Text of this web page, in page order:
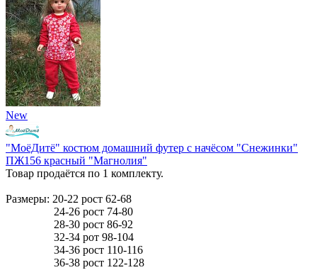
New
"МоёДитё" костюм домашний футер с начёсом "Снежинки"
ПЖ156 красный "Магнолия"
Товар продаётся по 1 комплекту.
Размеры: 20-22 рост 62-68
24-26 рост 74-80
28-30 рост 86-92
32-34 рот 98-104
34-36 рост 110-116
36-38 рост 122-128